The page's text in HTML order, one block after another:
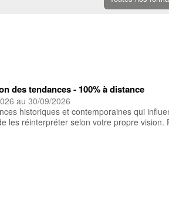
des tendances - 100% à distance
au 30/09/2026
historiques et contemporaines qui
les réinterpréter selon votre propre vision.